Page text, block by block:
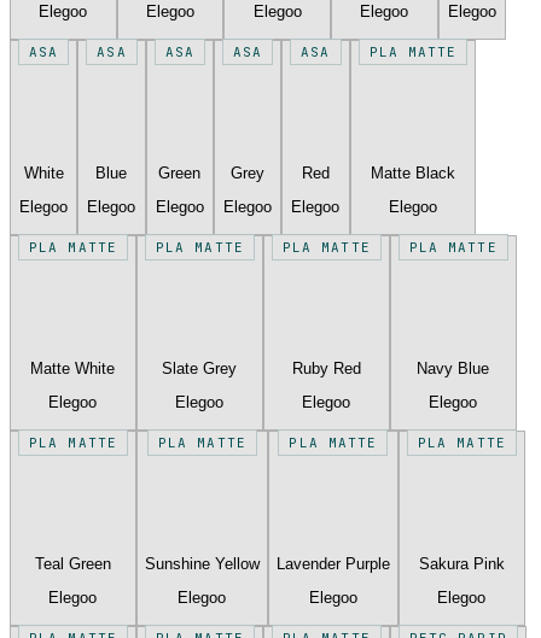
Elegoo
Elegoo
Elegoo
Elegoo
Elegoo
ASA
White
Elegoo
ASA
Blue
Elegoo
ASA
Green
Elegoo
ASA
Grey
Elegoo
ASA
Red
Elegoo
PLA MATTE
Matte Black
Elegoo
PLA MATTE
Matte White
Elegoo
PLA MATTE
Slate Grey
Elegoo
PLA MATTE
Ruby Red
Elegoo
PLA MATTE
Navy Blue
Elegoo
PLA MATTE
Teal Green
Elegoo
PLA MATTE
Sunshine Yellow
Elegoo
PLA MATTE
Lavender Purple
Elegoo
PLA MATTE
Sakura Pink
Elegoo